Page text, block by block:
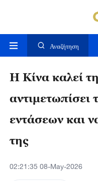
Αναζήτηση
Η Κίνα καλεί
αντιμετωπίσει
εντάσεων και
της
02:21:35 08-May-2026